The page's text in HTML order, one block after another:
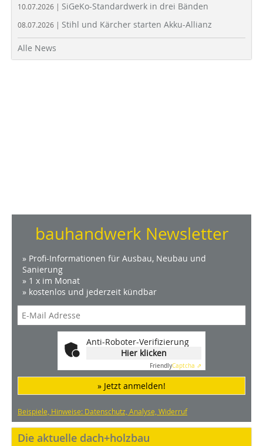
10.07.2026 | SiGeKo-Standardwerk in drei Bänden
08.07.2026 | Stihl und Kärcher starten Akku-Allianz
Alle News
bauhandwerk Newsletter
» Profi-Informationen für Ausbau, Neubau und
Sanierung
» 1 x im Monat
» kostenlos und jederzeit kündbar
Anti-Roboter-Verifizierung
Hier klicken
FriendlyCaptcha ⇗
» Jetzt anmelden!
Beispiele, Hinweise: Datenschutz, Analyse, Widerruf
Die aktuelle dach+holzbau